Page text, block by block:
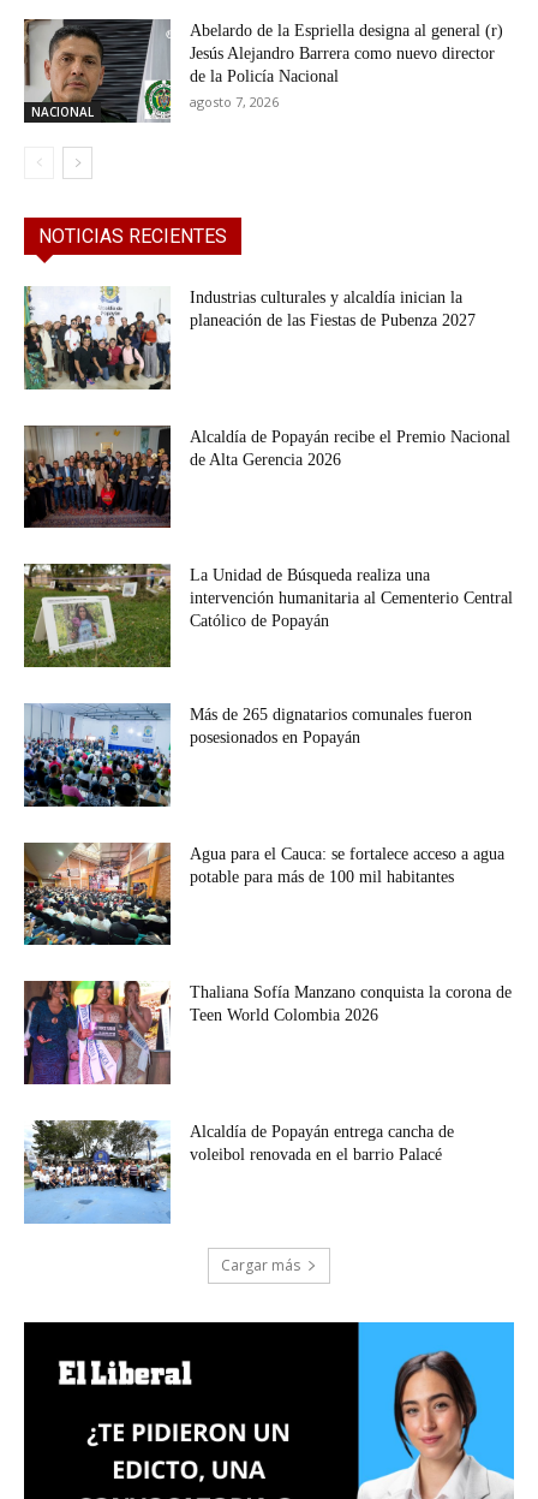
NACIONAL
Abelardo de la Espriella designa al general (r)
Jesús Alejandro Barrera como nuevo director
de la Policía Nacional
agosto 7, 2026
NOTICIAS RECIENTES
Industrias culturales y alcaldía inician la
planeación de las Fiestas de Pubenza 2027
Alcaldía de Popayán recibe el Premio Nacional
de Alta Gerencia 2026
La Unidad de Búsqueda realiza una
intervención humanitaria al Cementerio Central
Católico de Popayán
Más de 265 dignatarios comunales fueron
posesionados en Popayán
Agua para el Cauca: se fortalece acceso a agua
potable para más de 100 mil habitantes
Thaliana Sofía Manzano conquista la corona de
Teen World Colombia 2026
Alcaldía de Popayán entrega cancha de
voleibol renovada en el barrio Palacé
Cargar más